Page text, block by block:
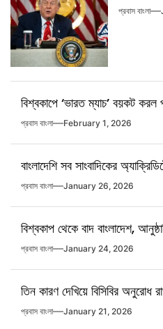
প্রবাস বাংলা
বিশ্বকাপে ‘ভারত ম্যাচ’ বয়কট করল
প্রবাস বাংলা February 1, 2026
বাংলাদেশি সব সাংবাদিকের
প্রবাস বাংলা January 26, 2026
বিশ্বকাপ থেকে বাদ বাংলাদেশ,
প্রবাস বাংলা January 24, 2026
তিন কারণ দেখিয়ে বিসিবির অনুরোধ
প্রবাস বাংলা January 21, 2026